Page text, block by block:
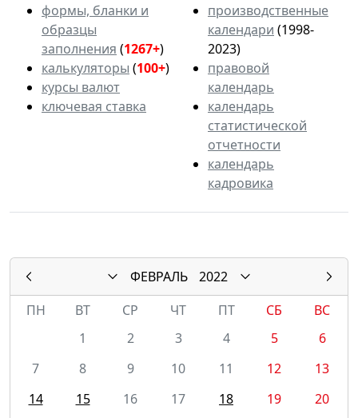
формы, бланки и
образцы
заполнения (1267+)
калькуляторы (100+)
курсы валют
ключевая ставка
производственные
календари (1998-
2023)
правовой
календарь
календарь
статистической
отчетности
календарь
кадровика
ФЕВРАЛЬ
2022
ПН
ВТ СР ЧТ ПТ СБ
ВС
1
2 3 4 5
6
7
8 9 10 11 12
13
14
15 16 17 18 19
20